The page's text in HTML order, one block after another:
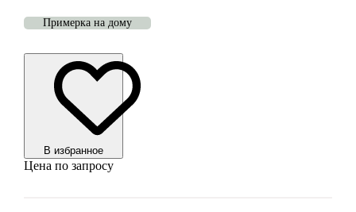
Примерка на дому
В избранноe
Цена по запросу